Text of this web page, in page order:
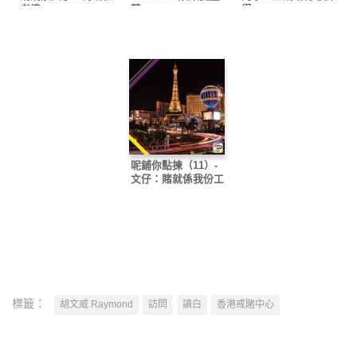
老婆
落
得
呢鋪你點揀（11）-
文仔：賭就係我份工
標籤： 胡文威 Raymond 訪問 讀白 香港戒賭中心